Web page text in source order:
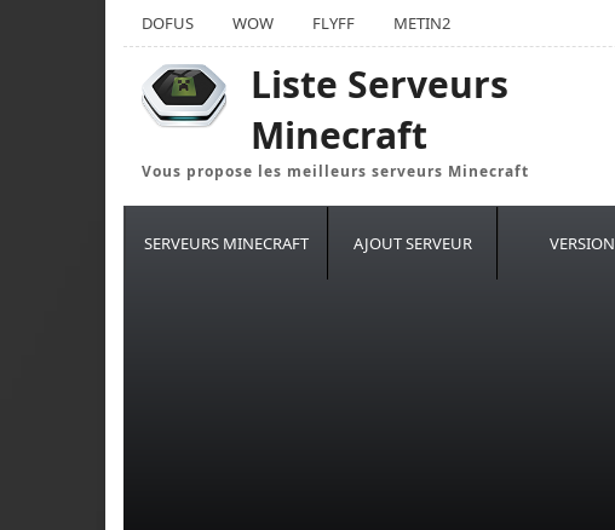
DOFUS WOW FLYFF METIN2
Liste Serveurs
Minecraft
Vous propose les meilleurs serveurs Minecraft
SERVEURS MINECRAFT AJOUT SERVEUR VERSION